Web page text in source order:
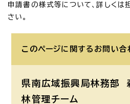
申請書の様式等について、詳しくは
さい。
このページに関する お問い合
県南広域振興局林務部
林管理チーム